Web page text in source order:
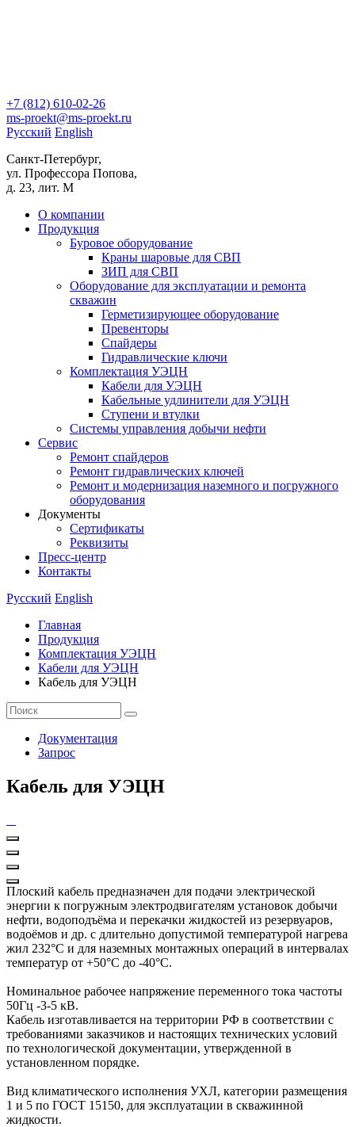
+7 (812) 610-02-26
ms-proekt@ms-proekt.ru
Русский English
Санкт-Петербург,
ул. Профессора Попова,
д. 23, лит. М
О компании
Продукция
Буровое оборудование
Краны шаровые для СВП
ЗИП для СВП
Оборудование для эксплуатации и ремонта
скважин
Герметизирующее оборудование
Превенторы
Спайдеры
Гидравлические ключи
Комплектация УЭЦН
Кабели для УЭЦН
Кабельные удлинители для УЭЦН
Ступени и втулки
Cистемы управления добычи нефти
Сервис
Ремонт спайдеров
Ремонт гидравлических ключей
Ремонт и модернизация наземного и погружного
оборудования
Документы
Сертификаты
Реквизиты
Пресс-центр
Контакты
Русский English
Главная
Продукция
Комплектация УЭЦН
Кабели для УЭЦН
Кабель для УЭЦН
Документация
Запрос
Кабель для УЭЦН
Плоский кабель предназначен для подачи электрической
энергии к погружным электродвигателям установок добычи
нефти, водоподъёма и перекачки жидкостей из резервуаров,
водоёмов и др. с длительно допустимой температурой нагрева
жил 232°С и для наземных монтажных операций в интервалах
температур от +50°С до -40°С.
Номинальное рабочее напряжение переменного тока частоты
50Гц -3-5 кВ.
Кабель изготавливается на территории РФ в соответствии с
требованиями заказчиков и настоящих технических условий
по технологической документации, утвержденной в
установленном порядке.
Вид климатического исполнения УХЛ, категории размещения
1 и 5 по ГОСТ 15150, для эксплуатации в скважинной
жидкости.